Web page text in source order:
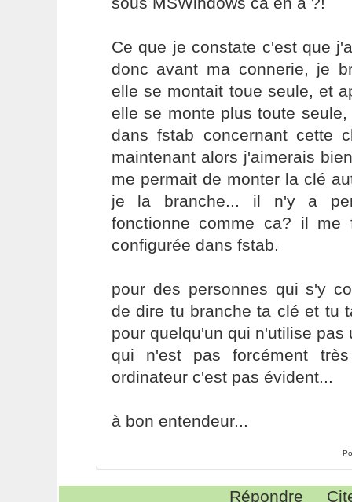
Ce que je constate c'est que
donc avant ma connerie, je
elle se montait toue seule, et
elle se monte plus toute
dans fstab concernant cette
maintenant alors j'aimerais
me permait de monter la clé
je la branche... il n'y a
fonctionne comme ca? il me
configurée dans fstab.
pour des personnes qui s'y
de dire tu branche ta clé et tu
pour quelqu'un qui n'utilise
qui n'est pas forcément
ordinateur c'est pas évident...
à bon entendeur...
Répondre